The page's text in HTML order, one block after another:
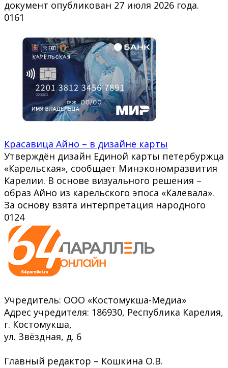
документ опубликован 27 июля 2026 года.
0161
Красавица Айно – в дизайне карты
Утверждён дизайн Единой карты петербуржца
«Карельская», сообщает Минэкономразвития
Карелии. В основе визуального решения –
образ Айно из карельского эпоса «Калевала».
За основу взята интерпретация народного
0124
Учредитель: ООО «Костомукша-Медиа»
Адрес учредителя: 186930, Республика Карелия,
г. Костомукша,
ул. Звёздная, д. 6
Главный редактор – Кошкина О.В.